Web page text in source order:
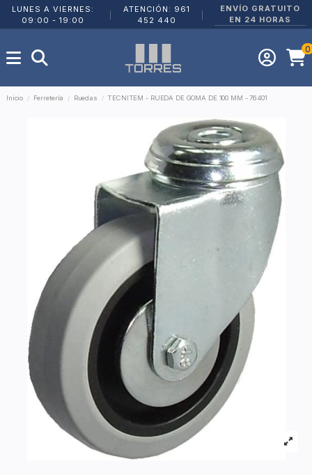
LUNES A VIERNES:
09:00 - 19:00
ATENCIÓN: 961
452 440
ENVÍO GRATUITO
EN 24 HORAS
0
Inicio Ferretería Ruedas TECNITEM - RUEDA DE GOMA DE 100 MM - 76401